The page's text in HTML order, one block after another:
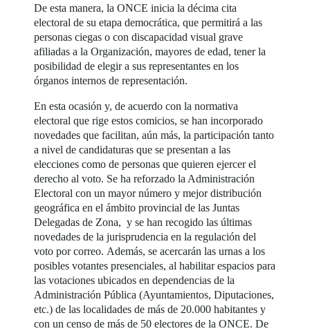
De esta manera, la ONCE inicia la décima cita
electoral de su etapa democrática, que permitirá a las
personas ciegas o con discapacidad visual grave
afiliadas a la Organización, mayores de edad, tener la
posibilidad de elegir a sus representantes en los
órganos internos de representación.
En esta ocasión y, de acuerdo con la normativa
electoral que rige estos comicios, se han incorporado
novedades que facilitan, aún más, la participación tanto
a nivel de candidaturas que se presentan a las
elecciones como de personas que quieren ejercer el
derecho al voto. Se ha reforzado la Administración
Electoral con un mayor número y mejor distribución
geográfica en el ámbito provincial de las Juntas
Delegadas de Zona, y se han recogido las últimas
novedades de la jurisprudencia en la regulación del
voto por correo. Además, se acercarán las urnas a los
posibles votantes presenciales, al habilitar espacios para
las votaciones ubicados en dependencias de la
Administración Pública (Ayuntamientos, Diputaciones,
etc.) de las localidades de más de 20.000 habitantes y
con un censo de más de 50 electores de la ONCE. De